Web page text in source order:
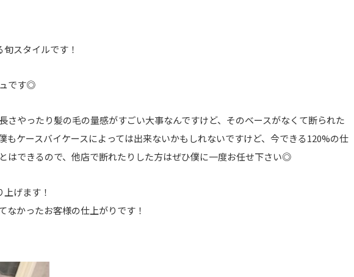
スタイルです！
です◎
さやったり髪の毛の量感がすごい大事なんですけど、そのベースがなくて断られた
もケースバイケースによっては出来ないかもしれないですけど、今できる120%の仕
はできるので、他店で断れたりした方はぜひ僕に一度お任せ下さい◎
げます！
なかったお客様の仕上がりです！